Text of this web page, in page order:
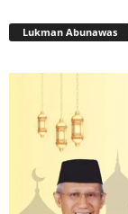
Lukman Abunawas